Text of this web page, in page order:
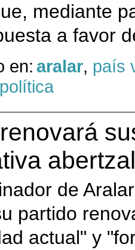
mediante
a favor
en: aralar, país
política
de
partido
actual" y